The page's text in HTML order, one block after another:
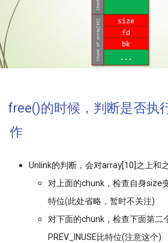
free()的时候，判断是否执
作
Unlink的判断，会对array[10]之上和
对上面的chunk，检查自身size
特位(此处省略，暂时不关注)
对下面的chunk，检查下面第二
PREV_INUSE比特位(注意这个)